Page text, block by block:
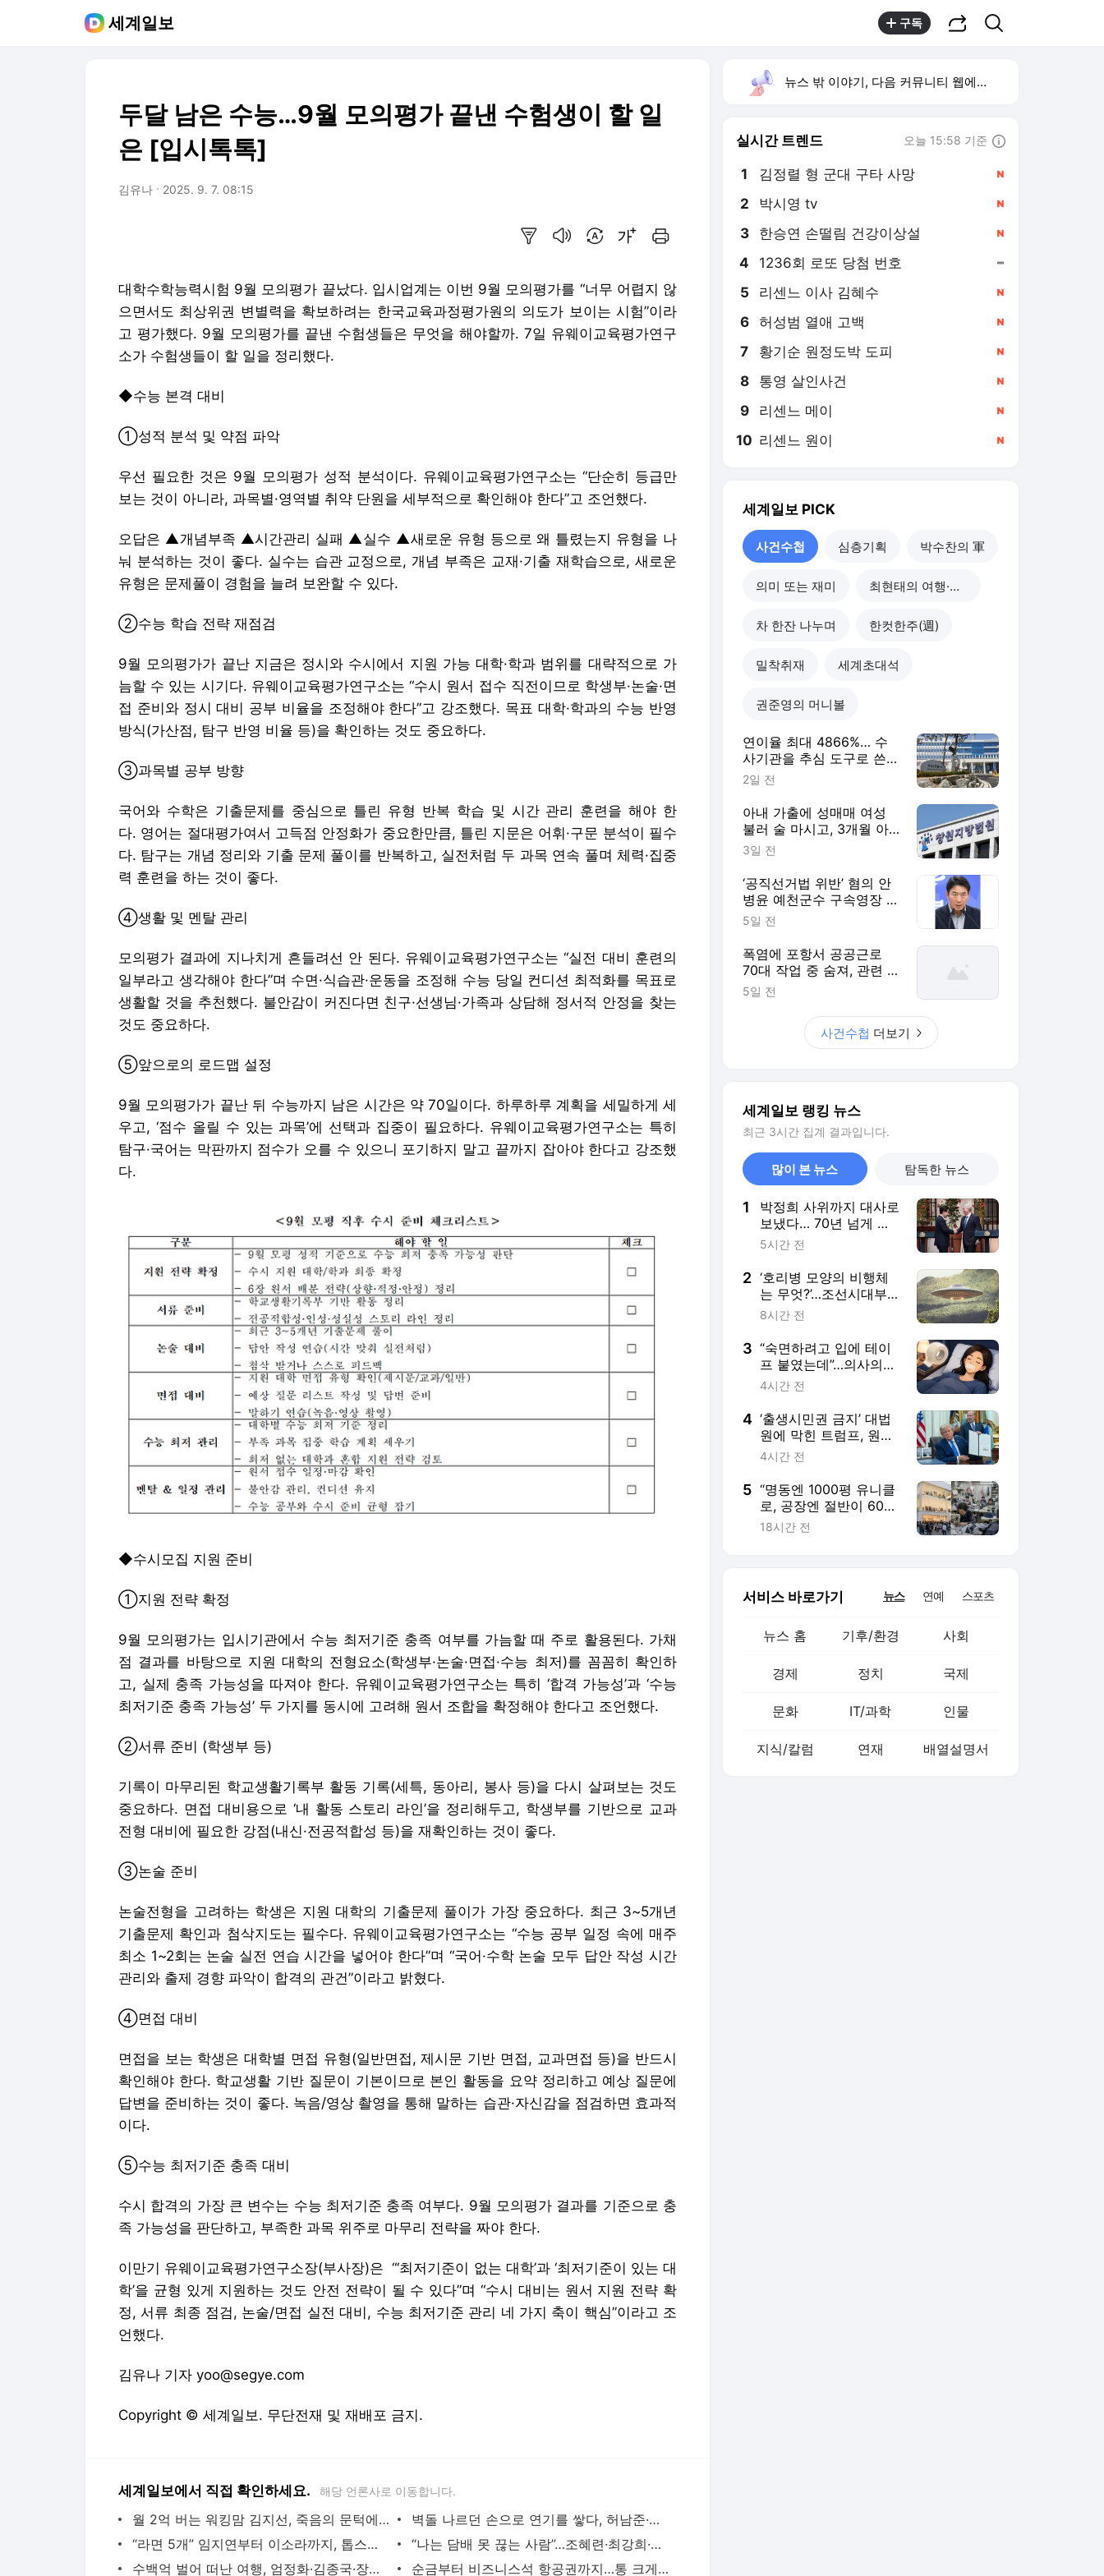
세계일보 구독
두달 남은 수능…9월 모의평가 끝낸 수험생이 할 일
은 [입시톡톡]
김유나 2025. 9. 7. 08:15
대학수학능력시험 9월 모의평가 끝났다. 입시업계는 이번 9월 모의평가를 “너무 어렵지 않
으면서도 최상위권 변별력을 확보하려는 한국교육과정평가원의 의도가 보이는 시험”이라
고 평가했다. 9월 모의평가를 끝낸 수험생들은 무엇을 해야할까. 7일 유웨이교육평가연구
소가 수험생들이 할 일을 정리했다.
◆수능 본격 대비
①성적 분석 및 약점 파악
우선 필요한 것은 9월 모의평가 성적 분석이다. 유웨이교육평가연구소는 “단순히 등급만
보는 것이 아니라, 과목별·영역별 취약 단원을 세부적으로 확인해야 한다”고 조언했다.
오답은 ▲개념부족 ▲시간관리 실패 ▲실수 ▲새로운 유형 등으로 왜 틀렸는지 유형을 나
눠 분석하는 것이 좋다. 실수는 습관 교정으로, 개념 부족은 교재·기출 재학습으로, 새로운
유형은 문제풀이 경험을 늘려 보완할 수 있다.
②수능 학습 전략 재점검
9월 모의평가가 끝난 지금은 정시와 수시에서 지원 가능 대학·학과 범위를 대략적으로 가
늠할 수 있는 시기다. 유웨이교육평가연구소는 “수시 원서 접수 직전이므로 학생부·논술·면
접 준비와 정시 대비 공부 비율을 조정해야 한다”고 강조했다. 목표 대학·학과의 수능 반영
방식(가산점, 탐구 반영 비율 등)을 확인하는 것도 중요하다.
③과목별 공부 방향
국어와 수학은 기출문제를 중심으로 틀린 유형 반복 학습 및 시간 관리 훈련을 해야 한
다. 영어는 절대평가여서 고득점 안정화가 중요한만큼, 틀린 지문은 어휘·구문 분석이 필수
다. 탐구는 개념 정리와 기출 문제 풀이를 반복하고, 실전처럼 두 과목 연속 풀며 체력·집중
력 훈련을 하는 것이 좋다.
④생활 및 멘탈 관리
모의평가 결과에 지나치게 흔들려선 안 된다. 유웨이교육평가연구소는 “실전 대비 훈련의
일부라고 생각해야 한다”며 수면·식습관·운동을 조정해 수능 당일 컨디션 최적화를 목표로
생활할 것을 추천했다. 불안감이 커진다면 친구·선생님·가족과 상담해 정서적 안정을 찾는
것도 중요하다.
⑤앞으로의 로드맵 설정
9월 모의평가가 끝난 뒤 수능까지 남은 시간은 약 70일이다. 하루하루 계획을 세밀하게 세
우고, ‘점수 올릴 수 있는 과목’에 선택과 집중이 필요하다. 유웨이교육평가연구소는 특히
탐구·국어는 막판까지 점수가 오를 수 있으니 포기하지 말고 끝까지 잡아야 한다고 강조했
다.
◆수시모집 지원 준비
①지원 전략 확정
9월 모의평가는 입시기관에서 수능 최저기준 충족 여부를 가늠할 때 주로 활용된다. 가채
점 결과를 바탕으로 지원 대학의 전형요소(학생부·논술·면접·수능 최저)를 꼼꼼히 확인하
고, 실제 충족 가능성을 따져야 한다. 유웨이교육평가연구소는 특히 ‘합격 가능성’과 ‘수능
최저기준 충족 가능성’ 두 가지를 동시에 고려해 원서 조합을 확정해야 한다고 조언했다.
②서류 준비 (학생부 등)
기록이 마무리된 학교생활기록부 활동 기록(세특, 동아리, 봉사 등)을 다시 살펴보는 것도
중요하다. 면접 대비용으로 ‘내 활동 스토리 라인’을 정리해두고, 학생부를 기반으로 교과
전형 대비에 필요한 강점(내신·전공적합성 등)을 재확인하는 것이 좋다.
③논술 준비
논술전형을 고려하는 학생은 지원 대학의 기출문제 풀이가 가장 중요하다. 최근 3~5개년
기출문제 확인과 첨삭지도는 필수다. 유웨이교육평가연구소는 “수능 공부 일정 속에 매주
최소 1~2회는 논술 실전 연습 시간을 넣어야 한다”며 “국어·수학 논술 모두 답안 작성 시간
관리와 출제 경향 파악이 합격의 관건”이라고 밝혔다.
④면접 대비
면접을 보는 학생은 대학별 면접 유형(일반면접, 제시문 기반 면접, 교과면접 등)을 반드시
확인해야 한다. 학교생활 기반 질문이 기본이므로 본인 활동을 요약 정리하고 예상 질문에
답변을 준비하는 것이 좋다. 녹음/영상 촬영을 통해 말하는 습관·자신감을 점검하면 효과적
이다.
⑤수능 최저기준 충족 대비
수시 합격의 가장 큰 변수는 수능 최저기준 충족 여부다. 9월 모의평가 결과를 기준으로 충
족 가능성을 판단하고, 부족한 과목 위주로 마무리 전략을 짜야 한다.
이만기 유웨이교육평가연구소장(부사장)은 “‘최저기준이 없는 대학’과 ‘최저기준이 있는 대
학’을 균형 있게 지원하는 것도 안전 전략이 될 수 있다”며 “수시 대비는 원서 지원 전략 확
정, 서류 최종 점검, 논술/면접 실전 대비, 수능 최저기준 관리 네 가지 축이 핵심”이라고 조
언했다.
김유나 기자 yoo@segye.com
Copyright © 세계일보. 무단전재 및 재배포 금지.
세계일보에서 직접 확인하세요. 해당 언론사로 이동합니다.
월 2억 버는 워킹맘 김지선, 죽음의 문턱에서 깨달은 멈춤의 미학
벽돌 나르던 손으로 연기를 쌓다, 허남준·안보현·이도현의 굳은살 기록
“라면 5개” 임지연부터 이소라까지, 톱스타들의 살 안 찌는 루틴
“나는 담배 못 끊는 사람”…조혜련·최강희·김동완이 금연에 성공한 이유
수백억 벌어 떠난 여행, 엄정화·김종국·장윤정이 마주한 진짜 성공
순금부터 비즈니스석 항공권까지…통 크게 스태프 챙긴 소지섭·아이유·김우빈
뉴스 밖 이야기, 다음 커뮤니티 웹에서 보기
실시간 트렌드 오늘 15:58 기준
1 김정렬 형 군대 구타 사망
2 박시영 tv
4 1236회 로또 당첨 번호
5 리센느 이사 김혜수
6 허성범 열애 고백
7 황기순 원정도박 도피
8 통영 살인사건
9 리센느 메이
10 리센느 원이
세계일보 PICK
사건수첩 심층기획 박수찬의 軍
의미 또는 재미 최현태의 여행·와인홀릭
차 한잔 나누며 한컷한주(週)
밀착취재 세계초대석
권준영의 머니볼
연이율 최대 4866%… 수
사기관을 추심 도구로 쓴
불법 대부업자 덜미 [사건
2일 전
아내 가출에 성매매 여성
불러 술 마시고, 3개월 아
기 때려 숨지게 한 친부 [사
3일 전
‘공직선거법 위반’ 혐의 안
병윤 예천군수 구속영장 기
각 [사건수첩]
5일 전
폭염에 포항서 공공근로
70대 작업 중 숨져, 관련 사
업 전면 중단 [사건수첩]
5일 전
사건수첩 더보기
세계일보 랭킹 뉴스
최근 3시간 집계 결과입니다.
많이 본 뉴스 탐독한 뉴스
1
박정희 사위까지 대사로
보냈다… 70년 넘게 이
어진 ‘칠레 인연’
5시간 전
2 ‘호리병 모양의 비행체
는 무엇?’…조선시대부터
현재까지, 한국서 목격
8시간 전
3 “숙면하려고 입에 테이
프 붙였는데”…의사의
‘위험성’ 경고
4시간 전
4 ‘출생시민권 금지’ 대법
원에 막힌 트럼프, 원정
출산 차단 행정명령 서
4시간 전
5 “명동엔 1000평 유니클
로, 공장엔 절반이 60
대”…K패션 ‘성장사다리’
18시간 전
서비스 바로가기 뉴스 연예 스포츠
뉴스 홈 기후/환경 사회
경제 정치 국제
문화 IT/과학 인물
지식/칼럼 연재 배열설명서